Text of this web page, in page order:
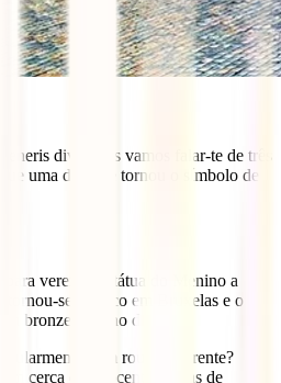
divertidas vamos falar-te de três
uma delas se tornou o símbolo de
verem a estátua do Menino a
se icónico em Bruxelas e o
bronze é digno de nota.
com roupa diferente?
cerca de oitocentas peças de